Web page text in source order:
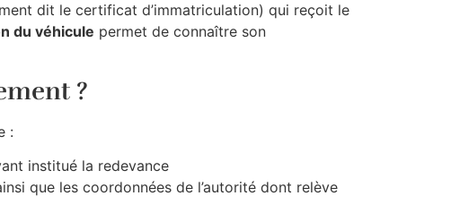
dit le certificat d’immatriculation) qui reçoit le
du véhicule permet de connaître son
?
:
institué la redevance
que les coordonnées de l’autorité dont relève